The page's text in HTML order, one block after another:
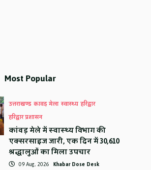
Most Popular
उत्तराखण्ड कावड़ मेला स्वास्थ्य हरिद्वार
हरिद्वार प्रशासन
कांवड़ मेले में स्वास्थ्य विभाग की
एक्सरसाइज जारी, एक दिन में 30,610
श्रद्धालुओं का मिला उपचार
09 Aug, 2026 Khabar Dose Desk